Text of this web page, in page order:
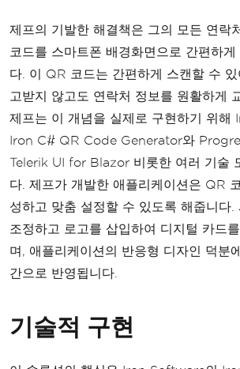
제프의 ​​기발한 해결책은 그의 모든 연락
코드를 스마트폰 배경화면으로 간편하게
다. 이 QR 코드는 간편하게 스캔할 수
고받지 않고도 연락처 정보를 원활하게
제프는 이 개념을 실제로 구현하기 위해
Iron C# QR Code Generator와
Telerik UI for Blazor 비롯한 여러 기술
다. 제프가 개발한 애플리케이션은 QR
성하고 맞춤 설정할 수 있도록 해줍니다.
조정하고 로고를 삽입하여 디지털 카드
며, 애플리케이션의 반응형 디자인 덕분
간으로 반영됩니다.
기술적 구현